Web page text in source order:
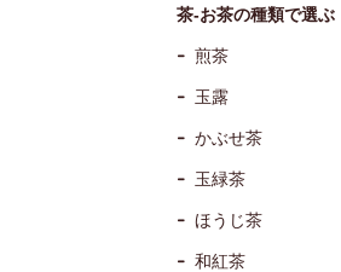
茶-お茶の種類で選ぶ
煎茶
玉露
かぶせ茶
玉緑茶
ほうじ茶
和紅茶